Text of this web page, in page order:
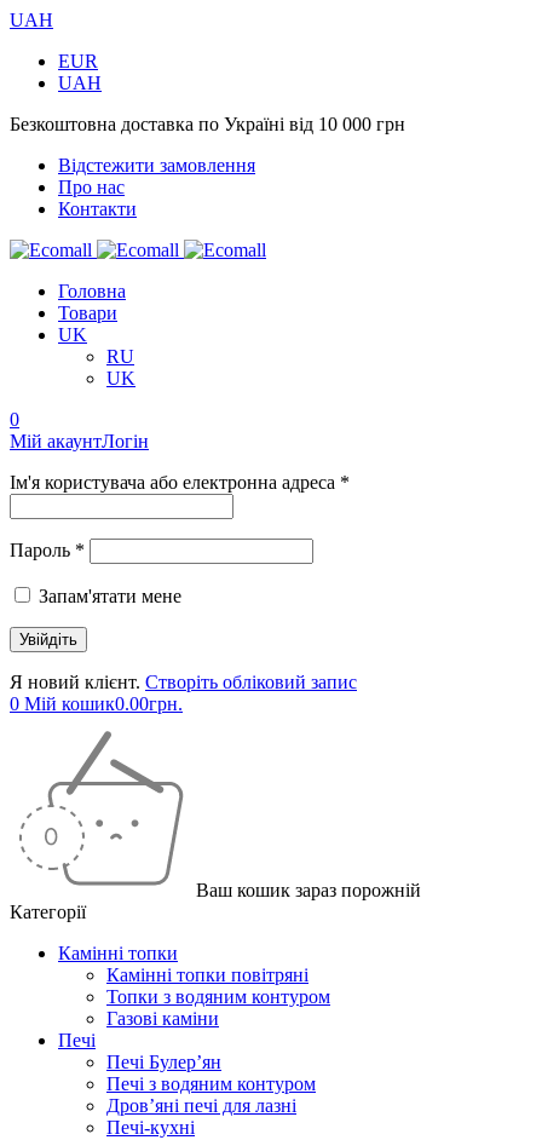
UAH
EUR
UAH
Безкоштовна доставка по Україні від 10 000 грн
Відстежити замовлення
Про нас
Контакти
Головна
Товари
UK
RU
UK
0
Мій акаунтЛогін
Ім'я користувача або електронна адреса *
Пароль *
Запам'ятати мене
Я новий клієнт. Створіть обліковий запис
0 Мій кошик0.00грн.
Ваш кошик зараз порожній
Категорії
Камінні топки
Камінні топки повітряні
Топки з водяним контуром
Газові каміни
Печі
Печі Булер’ян
Печі з водяним контуром
Дров’яні печі для лазні
Печі-кухні